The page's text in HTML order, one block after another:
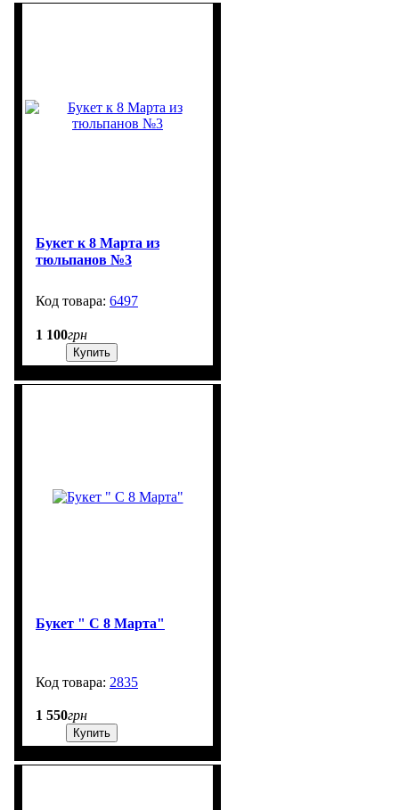
Букет к 8 Марта из
тюльпанов №3
6497
1 100грн
Купить
Букет " С 8 Марта"
2835
1 550грн
Купить